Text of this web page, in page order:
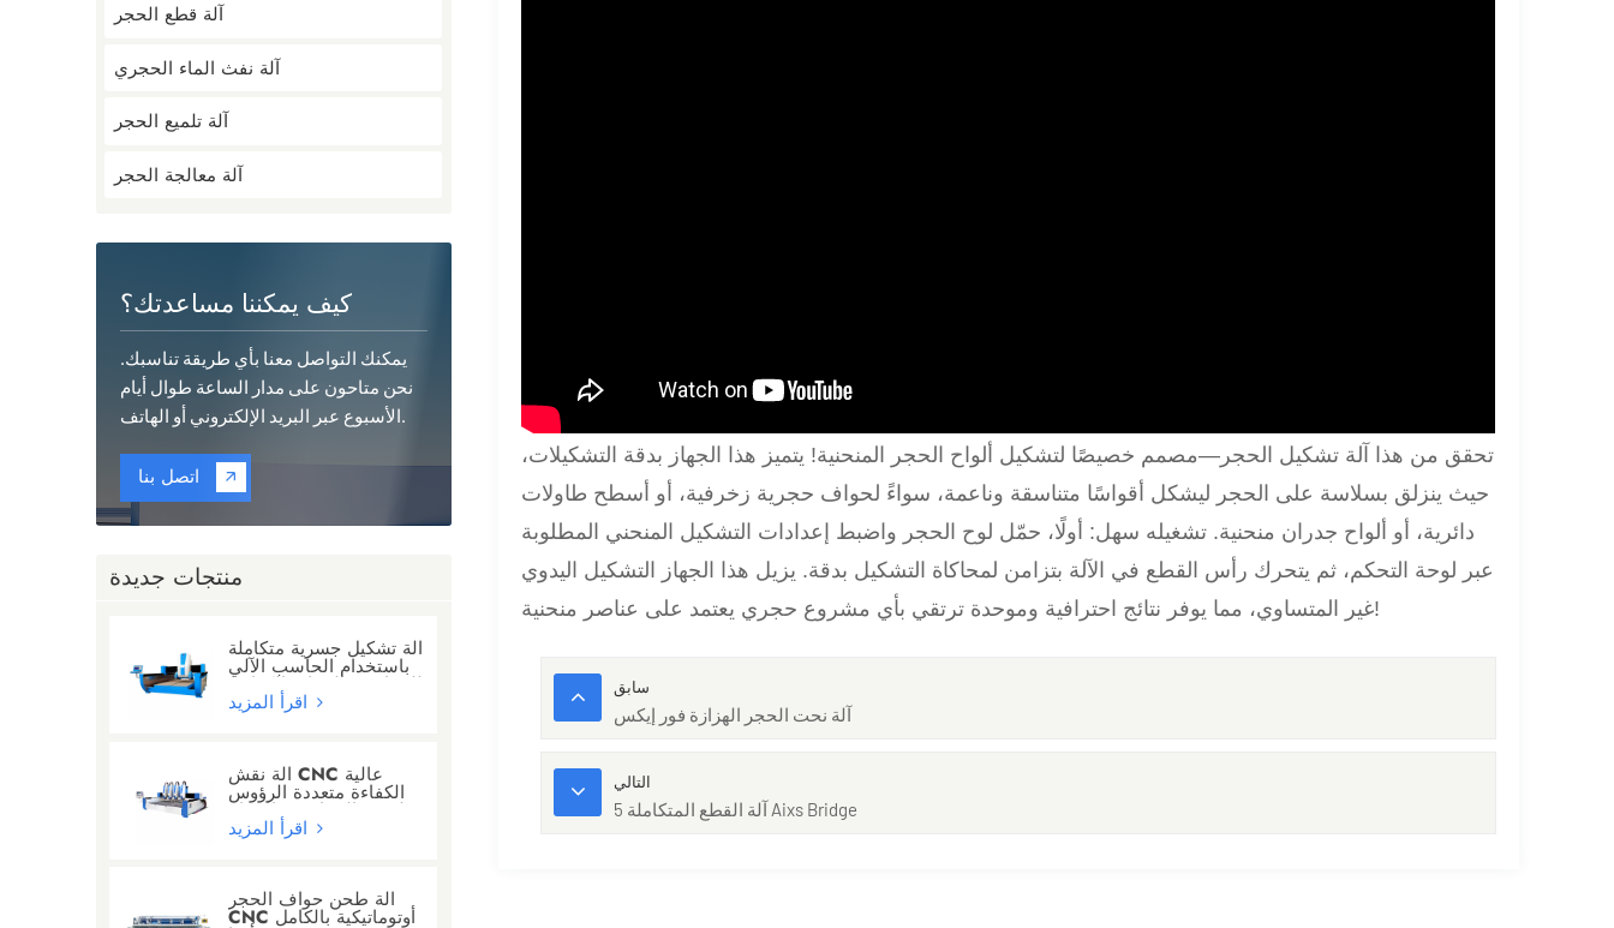
آلة قطع الحجر
آلة نفث الماء الحجري
آلة تلميع الحجر
آلة معالجة الحجر
كيف يمكننا مساعدتك؟
يمكنك التواصل معنا بأي طريقة تناسبك.
نحن متاحون على مدار الساعة طوال أيام
الأسبوع عبر البريد الإلكتروني أو الهاتف.
اتصل بنا
منتجات جديدة
آلة تشكيل جسرية متكاملة
باستخدام الحاسب الآلي
للجرانيت/الرخام/الكوارتز
آلة نقش CNC عالية
الكفاءة متعددة الرؤوس
لنحت الجرانيت والرخام
آلة طحن حواف الحجر
CNC أوتوماتيكية بالكامل
تحقق من هذا آلة تشكيل الحجر —مصمم خصيصًا لتشكيل ألواح الحجر المنحنية! يتميز هذا الجهاز بدقة التشكيلات،
حيث ينزلق بسلاسة على الحجر ليشكل أقواسًا متناسقة وناعمة، سواءً لحواف حجرية زخرفية، أو أسطح طاولات
دائرية، أو ألواح جدران منحنية. تشغيله سهل: أولًا، حمّل لوح الحجر واضبط إعدادات التشكيل المنحني المطلوبة
عبر لوحة التحكم، ثم يتحرك رأس القطع في الآلة بتزامن لمحاكاة التشكيل بدقة. يزيل هذا الجهاز التشكيل اليدوي
غير المتساوي، مما يوفر نتائج احترافية وموحدة ترتقي بأي مشروع حجري يعتمد على عناصر منحنية!
سابق
آلة نحت الحجر الهزازة فور إيكس
التالي
آلة القطع المتكاملة 5 Aixs Bridge